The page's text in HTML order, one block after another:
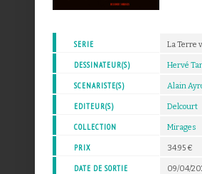
SERIE La Terre
DESSINATEUR(S) Hervé
SCENARISTE(S) Alain
EDITEUR(S) Delcourt
COLLECTION Mirages
PRIX 34.95 €
DATE DE SORTIE 09/04/